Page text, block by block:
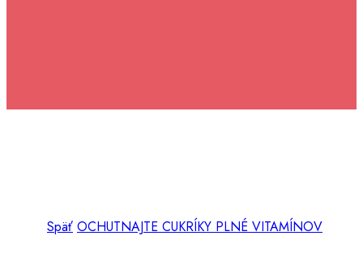
Späť OCHUTNAJTE CUKRÍKY PLNÉ VITAMÍNOV